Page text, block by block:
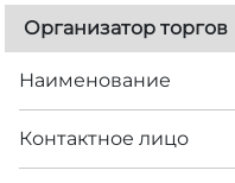
Организатор торгов
Наименование
Контактное лицо